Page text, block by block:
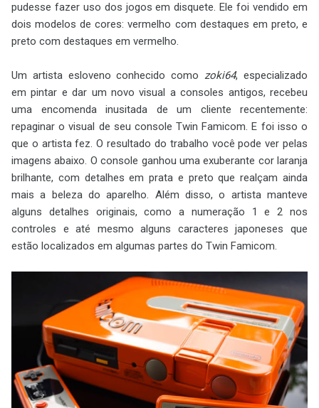
pudesse fazer uso dos jogos em disquete. Ele foi vendido em
dois modelos de cores: vermelho com destaques em preto, e
preto com destaques em vermelho.
Um artista esloveno conhecido comozoki64, especializado
em pintar e dar um novo visual a consoles antigos, recebeu
uma encomenda inusitada de um cliente recentemente:
repaginar o visual de seu console Twin Famicom. E foi isso o
que o artista fez. O resultado do trabalho você pode ver pelas
imagens abaixo. O console ganhou uma exuberante cor laranja
brilhante, com detalhes em prata e preto que realçam ainda
mais a beleza do aparelho. Além disso, o artista manteve
alguns detalhes originais, como a numeração 1 e 2 nos
controles e até mesmo alguns caracteres japoneses que
estão localizados em algumas partes do Twin Famicom.